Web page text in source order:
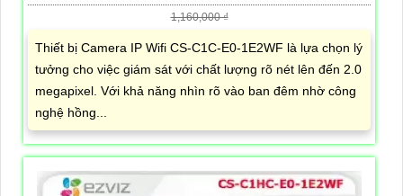
1,160,000 ₫
Thiết bị Camera IP Wifi CS-C1C-E0-1E2WF là lựa chọn lý
tưởng cho việc giám sát với chất lượng rõ nét lên đến 2.0
megapixel. Với khả năng nhìn rõ vào ban đêm nhờ công
nghệ hồng...